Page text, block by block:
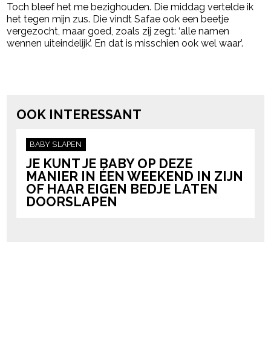
Toch bleef het me bezighouden. Die middag vertelde ik
het tegen mijn zus. Die vindt Safae ook een beetje
vergezocht, maar goed, zoals zij zegt: ‘alle namen
wennen uiteindelijk’. En dat is misschien ook wel waar’.
OOK INTERESSANT
BABY SLAPEN
JE KUNT JE BABY OP DEZE
MANIER IN ÉEN WEEKEND IN ZIJN
OF HAAR EIGEN BEDJE LATEN
DOORSLAPEN